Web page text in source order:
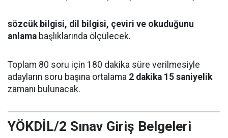
sözcük bilgisi, dil bilgisi, çeviri ve okuduğunu
anlama başlıklarında ölçülecek.
Toplam 80 soru için 180 dakika süre verilmesiyle
adayların soru başına ortalama 2 dakika 15 saniyelik
zamanı bulunacak.
YÖKDİL/2 Sınav Giriş Belgeleri